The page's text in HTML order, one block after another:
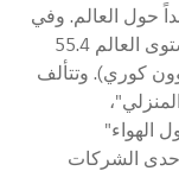
لدى إل جي 7700 موظفاً في 125 بلداً حول العالم. وفي
عام 2017، بلغت مبيعات "إل جي" على مستوى العالم 55.4
(ما يعادل 61.4 ترليون وون كوري). وتتألف
الهواء"
الشركات